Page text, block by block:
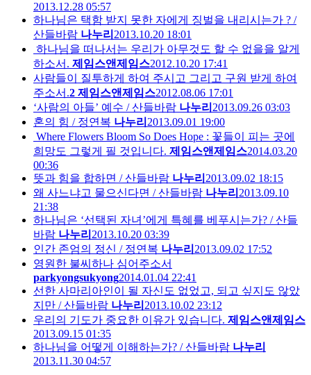
2013.12.28 05:57
하나님은 택함 받지 못한 자에게 징벌을 내리시는가 ? /
산들바람 나누리 2013.10.20 18:01
하나님을 떠나서는 우리가 아무것도 할 수 없을을 알게
하소서. 제임스앤제임스2012.10.20 17:41
사람들이 질투하게 하여 주시고 그리고 구원 받게 하여
주소서.2 제임스앤제임스2012.08.06 17:01
‘사람의 아들’ 예수 / 산들바람 나누리 2013.09.26 03:03
혼의 힘 / 정연복 나누리 2013.09.01 19:00
Where Flowers Bloom So Does Hope : 꽃들이 피는 곳에
희망도 그렇게 필 것입니다. 제임스앤제임스2014.03.20
00:36
뜻과 힘을 합하면 / 산들바람 나누리 2013.09.02 18:15
왜 사느냐고 물으신다면 / 산들바람 나누리 2013.09.10
21:38
하나님은 ‘선택된 자녀’에게 특혜를 베푸시는가? / 산들
바람 나누리 2013.10.20 03:39
인간 존엄의 정신 / 정연복 나누리 2013.09.02 17:52
영원한 불씨하나 심어주소서
parkyongsukyong2014.01.04 22:41
선한 사마리아인이 될 자신도 없었고, 되고 싶지도 않았
지만 / 산들바람 나누리 2013.10.02 23:12
우리의 기도가 중요한 이유가 있습니다. 제임스앤제임스
2013.09.15 01:35
하나님을 어떻게 이해하는가? / 산들바람 나누리
2013.11.30 04:57